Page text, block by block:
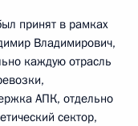
принят в рамках
Владимирович,
каждую отрасль
АПК, отдельно
сектор,